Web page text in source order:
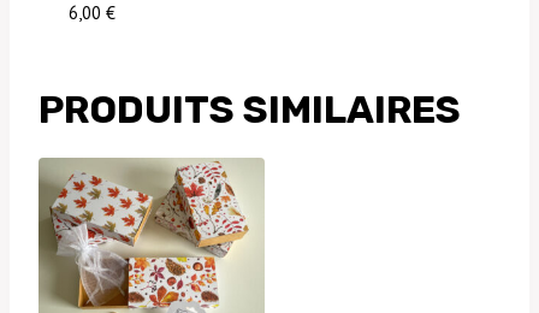
6,00 €
PRODUITS SIMILAIRES